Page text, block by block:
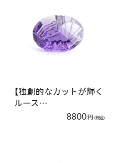
【独創的なカットが輝く
ルース…
8800円 (税込)